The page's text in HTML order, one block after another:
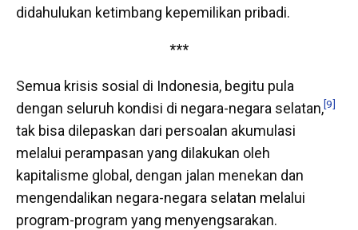
didahulukan ketimbang kepemilikan pribadi.
***
Semua krisis sosial di Indonesia, begitu pula
dengan seluruh kondisi di negara-negara selatan,[9]
tak bisa dilepaskan dari persoalan akumulasi
melalui perampasan yang dilakukan oleh
kapitalisme global, dengan jalan menekan dan
mengendalikan negara-negara selatan melalui
program-program yang menyengsarakan.